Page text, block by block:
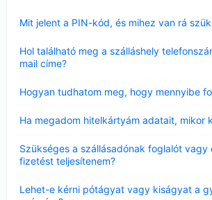
Mit jelent a PIN-kód, és mihez van rá
Hol található meg a szálláshely
mail címe?
Hogyan tudhatom meg, hogy mennyibe
Ha megadom hitelkártyám adatait, mikor
Szükséges a szállásadónak foglalót vagy
fizetést teljesítenem?
Lehet-e kérni pótágyat vagy kiságyat a